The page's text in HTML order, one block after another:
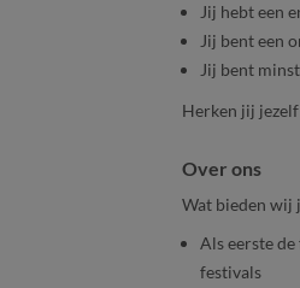
Jij hebt een
Jij bent een
Jij bent
Herken jij
Over ons
Wat bieden wij
Als eerste
festivals